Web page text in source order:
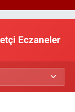
Eczaneler